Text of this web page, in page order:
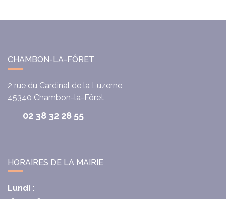
CHAMBON-LA-FÔRET
2 rue du Cardinal de la Luzerne
45340 Chambon-la-Fôret
02 38 32 28 55
HORAIRES DE LA MAIRIE
Lundi :